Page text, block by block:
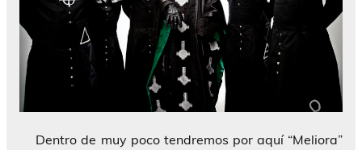
Dentro de muy poco tendremos por aquí “Meliora”